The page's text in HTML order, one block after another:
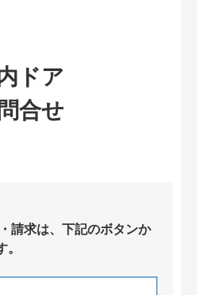
ドア
合せ
請求は、下記のボタンか